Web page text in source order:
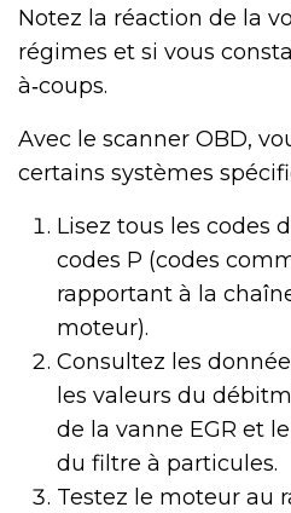
Notez la réaction de la
régimes et si vous
à‑coups.
Avec le scanner OBD,
certains systèmes
Lisez tous les codes
codes P (codes
rapportant à la
moteur).
Consultez les
les valeurs du
de la vanne EGR et
du filtre à particules.
Testez le moteur au